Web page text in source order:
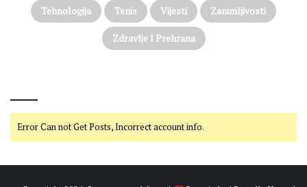
Tehnologija Tenis Vijesti Zanimljivosti
Zdravlje I Prehrana
Error Can not Get Posts, Incorrect account info.